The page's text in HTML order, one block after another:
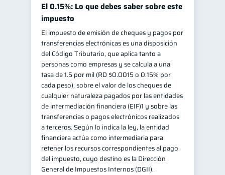
El 0.15%: Lo que debes saber sobre este
impuesto
El impuesto de emisión de cheques y pagos por
transferencias electrónicas es una disposición
del Código Tributario, que aplica tanto a
personas como empresas y se calcula a una
tasa de 1.5 por mil (RD $0.0015 o 0.15% por
cada peso), sobre el valor de los cheques de
cualquier naturaleza pagados por las entidades
de intermediación financiera (EIF)1 y sobre las
transferencias o pagos electrónicos realizados
a terceros. Según lo indica la ley, la entidad
financiera actúa como intermediaria para
retener los recursos correspondientes al pago
del impuesto, cuyo destino es la Dirección
General de Impuestos Internos (DGII).